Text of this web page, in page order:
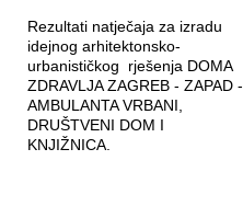
Rezultati natječaja za izradu
idejnog arhitektonsko-
urbanističkog rješenja DOMA
ZDRAVLJA ZAGREB - ZAPAD -
AMBULANTA VRBANI,
DRUŠTVENI DOM I
KNJIŽNICA.